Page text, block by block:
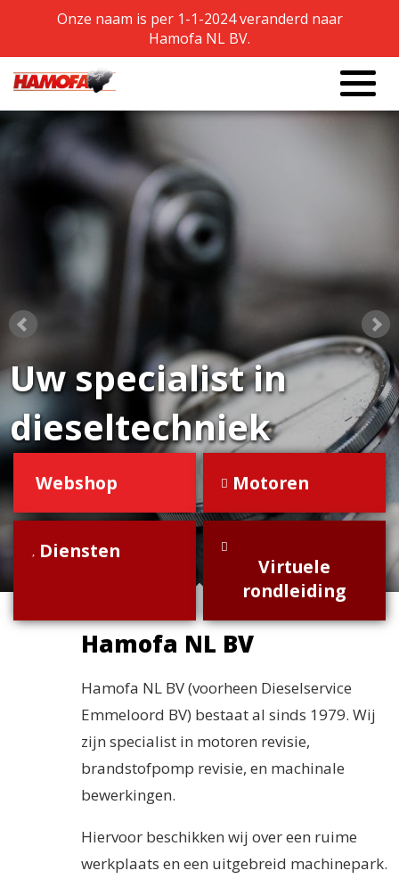
Onze naam is per 1-1-2024 veranderd naar
Hamofa NL BV.
Onze naam is per 1-1-2024 veranderd naar
Hamofa NL BV.
Uw specialist in
dieseltechniek
Webshop Motoren
Diensten
Virtuele
rondleiding
Hamofa NL BV
Hamofa NL BV (voorheen Dieselservice
Emmeloord BV) bestaat al sinds 1979. Wij
zijn specialist in motoren revisie,
brandstofpomp revisie, en machinale
bewerkingen.
Hiervoor beschikken wij over een ruime
werkplaats en een uitgebreid machinepark.